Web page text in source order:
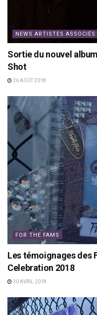
NEWS ARTISTES ASSOCIÉS
Sortie du nouvel
Shot
26 AOÛT 2018
FOR THE FAMS
Les témoignages des
Celebration 2018
30 AVRIL 2018